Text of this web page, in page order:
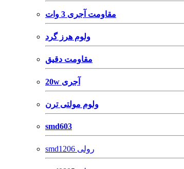
مقاومت آجری 3 وات
ولوم هرز گرد
مقاومت دقیق
20w آجری
ولوم مولتی ترن
smd603
smd1206 رولی